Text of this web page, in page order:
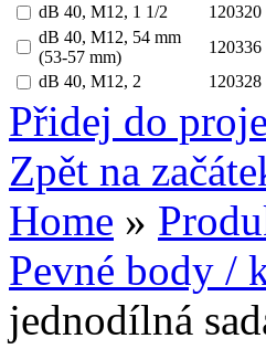
dB 40, M12, 1 1/2
120320
dB 40, M12, 54 mm
(53-57 mm)
120336
dB 40, M12, 2
120328
Přidej do
Zpět na
Home »
Pevné body /
jednodílná